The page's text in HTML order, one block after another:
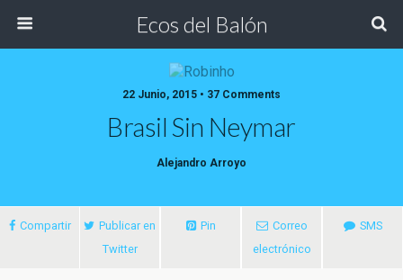
Ecos del Balón
22 Junio, 2015 • 37 Comments
Brasil Sin Neymar
Alejandro Arroyo
Compartir
Publicar en
Twitter
Pin
Correo
electrónico
SMS